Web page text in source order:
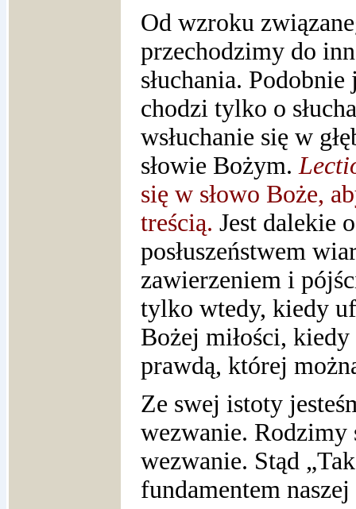
Od wzroku
przechodzimy do
słuchania.
chodzi tylko o
wsłuchanie się w
słowie Bożym.
się w słowo Boże,
treścią. Jest dalekie
posłuszeństwem
zawierzeniem i
tylko wtedy, kiedy
Bożej miłości, kiedy
prawdą, której
Ze swej istoty
wezwanie. Rodzimy
wezwanie. Stąd
fundamentem